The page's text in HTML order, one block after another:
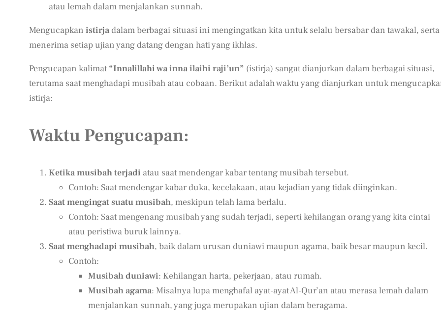
atau lemah dalam menjalankan sunnah.
Mengucapkan istirjadalam berbagai situasi ini mengingatkan kita untuk selalu bersabar dan tawakal, serta
menerima setiap ujian yang datang dengan hati yang ikhlas.
Pengucapan kalimat “Innalillahi wa inna ilaihi raji’un” (istirja) sangat dianjurkan dalam berbagai situasi,
terutama saat menghadapi musibah atau cobaan. Berikut adalah waktu yang dianjurkan untuk
istirja:
Waktu Pengucapan:
Ketika musibah terjadi atau saat mendengar kabar tentang musibah tersebut.
Contoh: Saat mendengar kabar duka, kecelakaan, atau kejadian yang tidak diinginkan.
Saat mengingat suatu musibah, meskipun telah lama berlalu.
Contoh: Saat mengenang musibah yang sudah terjadi, seperti kehilangan orang yang kita cintai
atau peristiwa buruk lainnya.
Saat menghadapi musibah, baik dalam urusan duniawi maupun agama, baik besar maupun kecil.
Contoh:
Musibah duniawi: Kehilangan harta, pekerjaan, atau rumah.
Musibah agama: Misalnya lupa menghafal ayat-ayat Al-Qur’an atau merasa lemah dalam
menjalankan sunnah, yang juga merupakan ujian dalam beragama.